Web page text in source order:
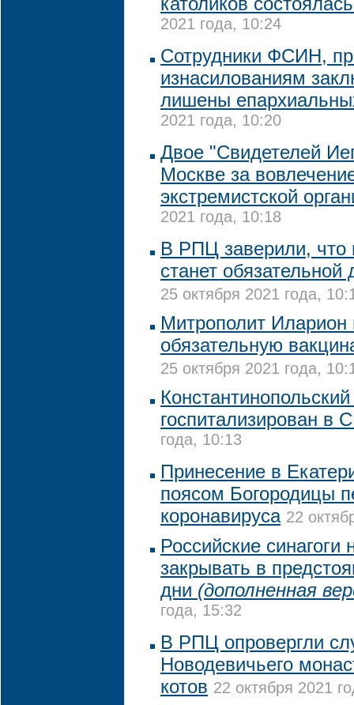
2021 года, 10:24
Сотрудники ФСИН,
изнасилованиям
лишены
2021 года, 10:20
Двое "Свидетелей
Москве за
экстремистской
2021 года, 10:18
В РПЦ заверили, что
станет
25 октября 2021 года,
Митрополит Иларион
обязательную
25 октября 2021 года,
госпитализирован в
года, 10:13
Принесение в
поясом Богородицы
коронавируса 22
Российские синагоги
закрывать в
дни (дополненная
года, 15:32
В РПЦ опровергли
Новодевичьего
котов 22 октября 2021